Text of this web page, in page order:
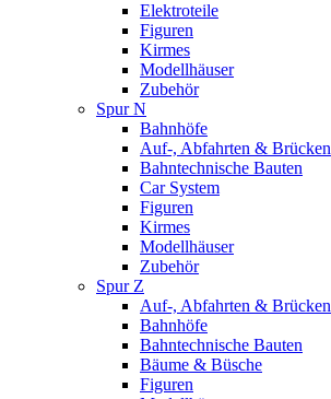
Elektroteile
Figuren
Kirmes
Modellhäuser
Zubehör
Spur N
Bahnhöfe
Auf-, Abfahrten & Brücken
Bahntechnische Bauten
Car System
Figuren
Kirmes
Modellhäuser
Zubehör
Spur Z
Auf-, Abfahrten & Brücken
Bahnhöfe
Bahntechnische Bauten
Bäume & Büsche
Figuren